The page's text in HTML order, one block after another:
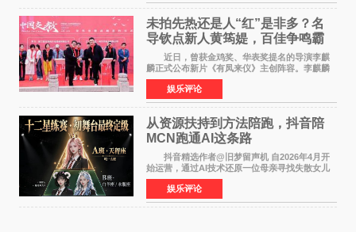
未拍先热还是人“红”是非多？名
导钦点新人黄筠媞，百佳争鸣霸
气回应
近日，曾获金鸡奖、华表奖提名的导演李麒
麟正式公布新片《有凤来仪》主创阵容。李麒麟
早年凭电影《华容道》获得金鸡奖、华表奖提
名，此后长期参与国内外电影制作，其担任制片
人参与的作品亦曾
娱乐评论
从资源扶持到方法陪跑，抖音陪
MCN跑通AI这条路
抖音精选作者@旧梦留声机 自2026年4月开
始运营，通过AI技术还原一位母亲寻找失散女儿
的故事，凭借强情感表达获得大量用户关注，发
布仅21小时便获得超1亿曝光、超1000万互动。
此后，账号持续沿
娱乐评论